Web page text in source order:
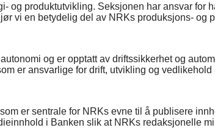
produktutvikling. Seksjonen har ansvar for
vi en betydelig del av NRKs produksjons- og
og er opptatt av driftssikkerhet og
er ansvarlige for drift, utvikling og
er sentrale for NRKs evne til å publisere
i Banken slik at NRKs redaksjonelle